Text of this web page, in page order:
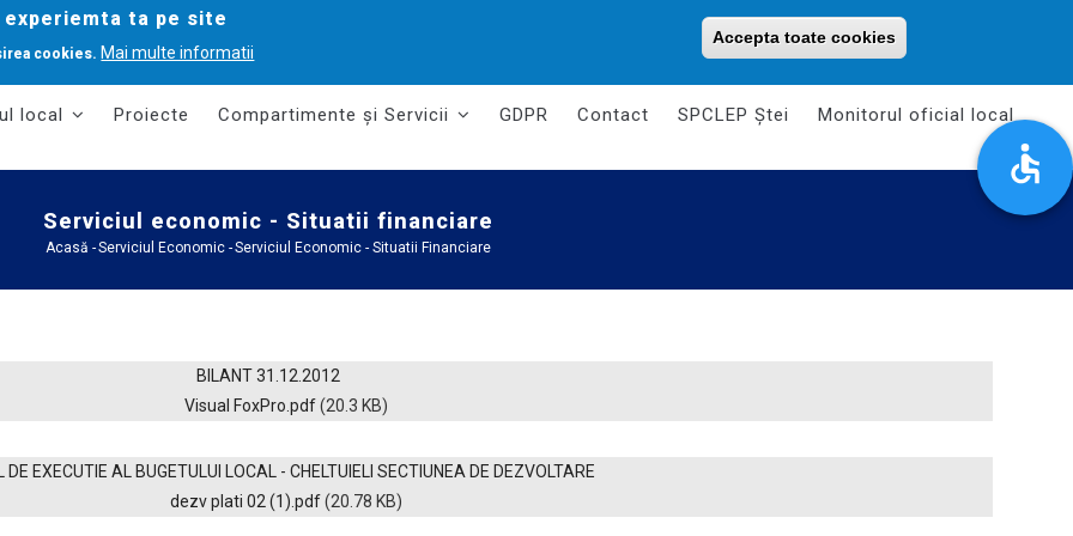
ta pe site
cookies. Mai multe informatii
Accepta toate cookies
Luni - Vineri: 08:00 - 16:00 primariaorasuluistei@gmail.com
local Proiecte Compartimente și Servicii GDPR Contact SPCLEP Ștei Monitorul oficial local
Serviciul economic - Situatii financiare
Acasă -Serviciul Economic -Serviciul Economic - Situatii Financiare
BILANT 31.12.2012
Visual FoxPro.pdf(20.3 KB)
DE EXECUTIE AL BUGETULUI LOCAL - CHELTUIELI SECTIUNEA DE DEZVOLTARE
dezv plati 02 (1).pdf(20.78 KB)